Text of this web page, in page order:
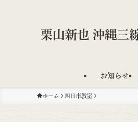
栗山新也 沖縄三
お知らせ
ホーム 四日市教室